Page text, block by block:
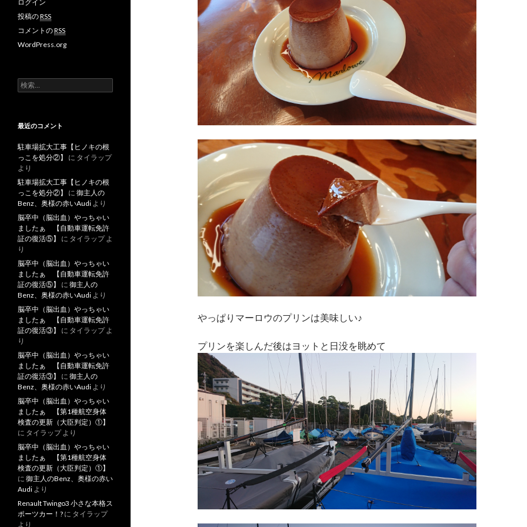
やっぱりマーロウのプリンは美味しい♪
プリンを楽しんだ後はヨットと日没を眺めて
ログイン
投稿のRSS
コメントのRSS
WordPress.org
検
索
最近のコメント
駐車場拡大工事【ヒノキの根
っこを処分②】
に タイラップ
より
駐車場拡大工事【ヒノキの根
っこを処分②】
に 御主人の
Benz、奥様の赤いAudi より
脳卒中（脳出血）やっちゃい
ましたぁ 【自動車運転免許
証の復活⑤】
に タイラップよ
り
脳卒中（脳出血）やっちゃい
ましたぁ 【自動車運転免許
証の復活⑤】
に 御主人の
Benz、奥様の赤いAudi より
脳卒中（脳出血）やっちゃい
ましたぁ 【自動車運転免許
証の復活③】
に タイラップよ
り
脳卒中（脳出血）やっちゃい
ましたぁ 【自動車運転免許
証の復活③】
に 御主人の
Benz、奥様の赤いAudi より
脳卒中（脳出血）やっちゃい
ましたぁ 【第1種航空身体
検査の更新（大臣判定）①】
に タイラップより
脳卒中（脳出血）やっちゃい
ましたぁ 【第1種航空身体
検査の更新（大臣判定）①】
に 御主人のBenz、奥様の赤い
Audi より
Renault Twingo3 小さな本格ス
ポーツカー！? に タイラップ
より